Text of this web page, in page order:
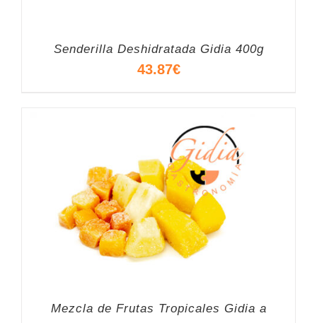
Senderilla Deshidratada Gidia 400g
43.87€
Mezcla de Frutas Tropicales Gidia a